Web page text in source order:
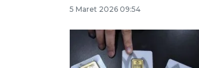
5 Maret 2026 09:54